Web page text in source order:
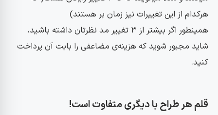
هرکدام از این تغییرات نیز زمان بر هستند)
همینطور اگر بیشتر از ۳ تغییر مد نظرتان داشته باشید،
شاید مجبور شوید که هزینه‌ی مضاعفی را بابت آن پرداخت
کنید.
قلم هر طراح با دیگری متفاوت است!